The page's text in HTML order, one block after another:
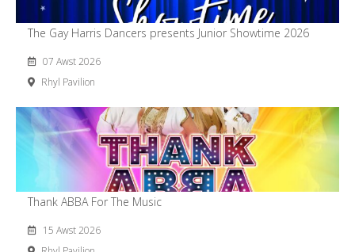
The Gay Harris Dancers presents Junior Showtime 2026
07 Awst 2026
Rhyl Pavilion
Thank ABBA For The Music
15 Awst 2026